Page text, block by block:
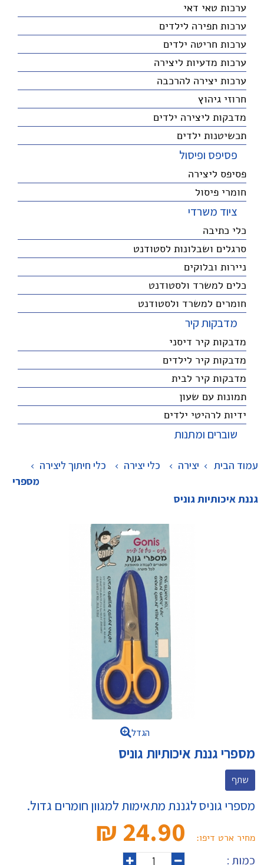
ערכות טאי דאי
ערכות תפירה לילדים
ערכות חריטה ילדים
ערכות מדעיות ליצירה
ערכות יצירה להרכבה
חרוזי גיהוץ
מדבקות ליצירה ילדים
תכשיטנות ילדים
פסיפס ופיסול
פסיפס ליצירה
חומרי פיסול
ציוד משרדי
כלי כתיבה
סרגלים ושבלונות לסטודנט
ניירות ובלוקים
כלים למשרד ולסטודנט
חומרים למשרד ולסטודנט
מדבקות קיר
מדבקות קיר דיסני
מדבקות קיר לילדים
מדבקות קיר לבית
תמונות עם שעון
ידיות לרהיטי ילדים
שוברים ומתנות
עמוד הבית יצירה > כלי יצירה > כלי חיתוך ליצירה >
מספרי
גננת איכותיות גוניס
הגדל
מספרי גננת איכותיות גוניס
שתף
מספרי גוניס לגננת מתאימות למגוון חומרים גדול.
מחיר ארט דיפו: 24.90 ₪‎
כמות :